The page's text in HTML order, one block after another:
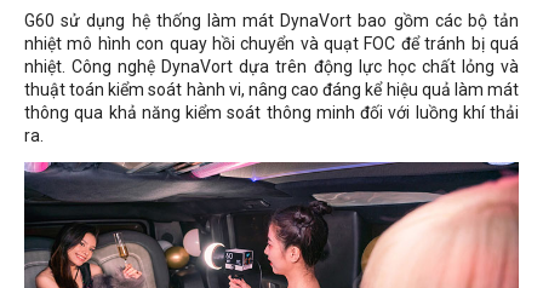
G60 sử dụng hệ thống làm mát DynaVort bao gồm các bộ tản
nhiệt mô hình con quay hồi chuyển và quạt FOC để tránh bị quá
nhiệt. Công nghệ DynaVort dựa trên động lực học chất lỏng và
thuật toán kiểm soát hành vi, nâng cao đáng kể hiệu quả làm mát
thông qua khả năng kiểm soát thông minh đối với luồng khí thải
ra.